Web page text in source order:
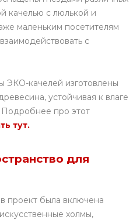
качелью с люлькой и
маленьким посетителям
с
ЭКО-качелей изготовлены
устойчивая к влаге
про этот
тут.
для
проект была включена
холмы,